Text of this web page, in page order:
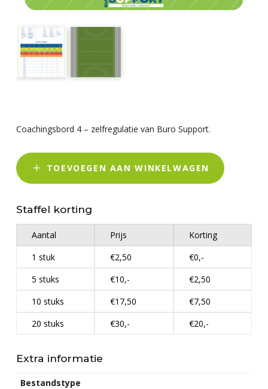
Coachingsbord 4 – zelfregulatie van Buro Support.
TOEVOEGEN AAN WINKELWAGEN
Staffel korting
Aantal Prijs
Korting
1 stuk
€2,50
€0,-
5 stuks
€10,-
€2,50
10 stuks
€17,50
€7,50
20 stuks
€30,- €20,-
Extra informatie
Bestandstype